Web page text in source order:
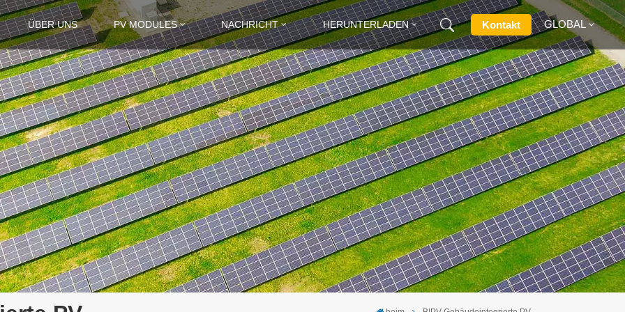
ÜBER UNS PV MODULES NACHRICHT HERUNTERLADEN Kontakt GLOBAL
English
Français
Deutsch
Русский
Italiano
Español